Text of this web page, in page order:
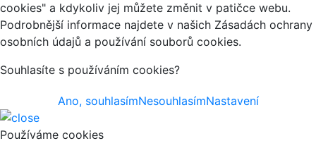
cookies" a kdykoliv jej můžete změnit v patičce webu.
Podrobnější informace najdete v našich Zásadách ochrany
osobních údajů a používání souborů cookies.
Souhlasíte s používáním cookies?
Ano, souhlasímNesouhlasímNastavení
Používáme cookies